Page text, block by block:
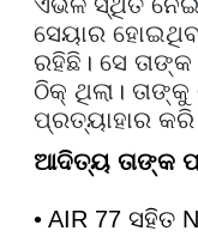
ସେୟାର
ରହିଛି। ସେ
ଠିକ୍ ଥିଲା।
ପ୍ରତ୍ୟାହାର
ଆଦିତ୍ୟ ତାଙ୍କ
• AIR 77 ସହିତ